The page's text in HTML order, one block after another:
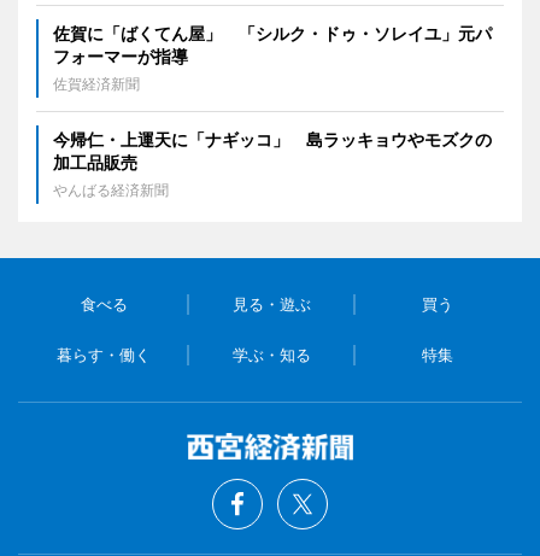
佐賀に「ばくてん屋」 「シルク・ドゥ・ソレイユ」元パ
フォーマーが指導
佐賀経済新聞
今帰仁・上運天に「ナギッコ」 島ラッキョウやモズクの
加工品販売
やんばる経済新聞
食べる 見る・遊ぶ 買う
暮らす・働く 学ぶ・知る 特集